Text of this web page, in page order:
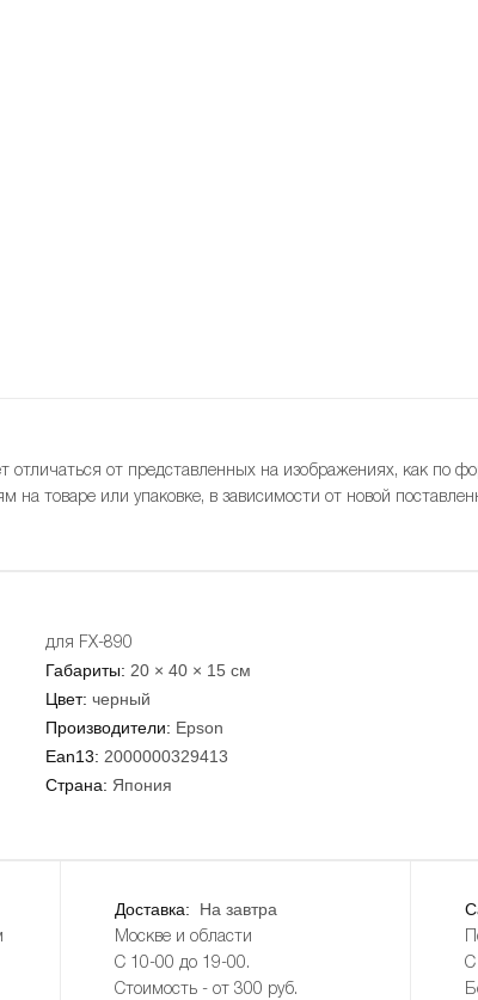
отличаться от представленных на изображениях, как по
на товаре или упаковке, в зависимости от новой
для FX-890
Габариты: 20 × 40 × 15 см
Цвет: черный
Производители: Epson
Ean13: 2000000329413
Страна: Япония
Доставка: На завтра
Москве и области
С 10-00 до 19-00.
Стоимость - от 300 руб.
С